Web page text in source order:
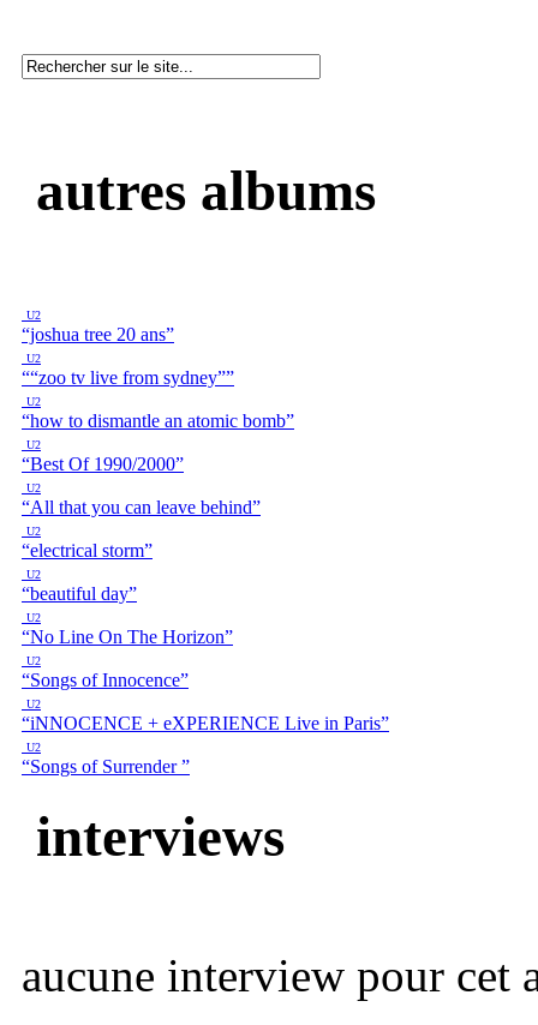
autres albums
U2
“joshua tree 20 ans”
U2
““zoo tv live from sydney””
U2
“how to dismantle an atomic bomb”
U2
“Best Of 1990/2000”
U2
“All that you can leave behind”
U2
“electrical storm”
U2
“beautiful day”
U2
“No Line On The Horizon”
U2
“Songs of Innocence”
U2
“iNNOCENCE + eXPERIENCE Live in Paris”
U2
“Songs of Surrender ”
interviews
aucune interview pour cet